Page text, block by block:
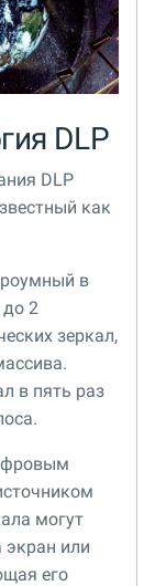
DLP
DLP
как
в
2
зеркал,
в пять раз
могут
или
его